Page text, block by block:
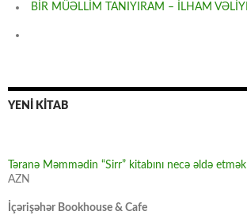
BİR MÜƏLLİM TANIYIRAM – İLHAM
YENİ KİTAB
Təranə Məmmədin “Sirr” kitabını necə əldə
AZN
İçərişəhər Bookhouse & Cafe